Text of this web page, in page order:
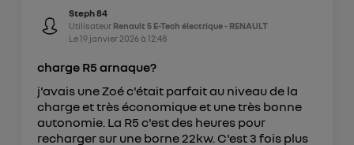
Steph 84
Utilisateur Renault 5 E-Tech électrique - RENAULT
Le19 janvier 2026à 12:48
charge R5 arnaque?
j'avais une Zoé c'était parfait au niveau de la
charge et très économique et une très bonne
autonomie. La R5 c'est des heures pour
recharger sur une borne 22kw. C'est 3 fois plus